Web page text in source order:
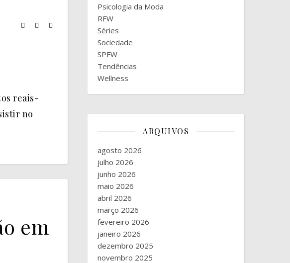
reais-
no
em
Psicologia da Moda
RFW
Séries
Sociedade
SPFW
Tendências
Wellness
ARQUIVOS
agosto 2026
julho 2026
junho 2026
maio 2026
abril 2026
março 2026
fevereiro 2026
janeiro 2026
dezembro 2025
novembro 2025